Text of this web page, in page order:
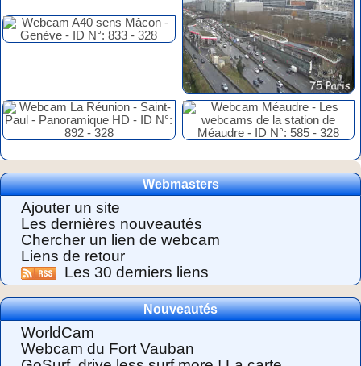
Webmasters
Ajouter un site
Les dernières nouveautés
Chercher un lien de webcam
Liens de retour
Les 30 derniers liens
Nouveautés
WorldCam
Webcam du Fort Vauban